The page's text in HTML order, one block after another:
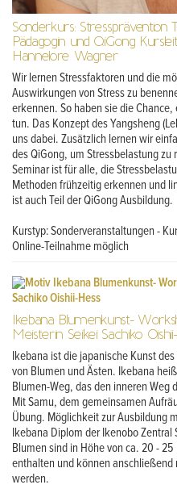
Sonderkurs: Stressprävention
Pädagogin und QiGong
Hannelore Wagner
Wir lernen Stressfaktoren und die
Auswirkungen von Stress zu
erkennen. So haben sie die
tun. Das Konzept des Yangsheng
uns dabei. Zusätzlich lernen wir
des QiGong, um Stressbelastung zu
Seminar ist für alle, die
Methoden frühzeitig erkennen und
ist auch Teil der QiGong Ausbildung.
Kurstyp: Sonderveranstaltungen -
Online-Teilnahme möglich
Ikebana Blumenkunst-
Meisterin Seikei Sachiko
Ikebana ist die japanische Kunst
von Blumen und Ästen. Ikebana
Blumen-Weg, das den inneren Weg
Mit Samu, dem gemeinsamen
Übung. Möglichkeit zur Ausbildung
Ikebana Diplom der Ikenobo Zentral
Blumen sind in Höhe von ca. 20 -
enthalten und können
werden.